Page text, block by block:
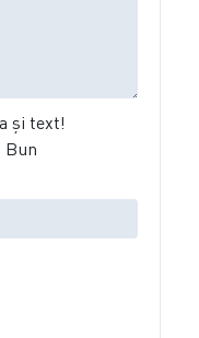
şi text!
Bun